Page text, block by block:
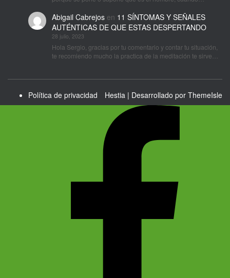
Abigail Cabrejosen 11 SÍNTOMAS Y SEÑALES
AUTÉNTICAS DE QUE ESTAS DESPERTANDO
28 julio, 2023
Hola Sergio, gracias por tu comentario y contar tu situación,
te recomiendo mucho la practica de la meditación te sirve…
Política de privacidad Hestia | Desarrollado por ThemeIsle